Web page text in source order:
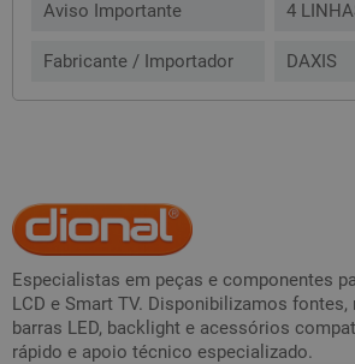
Aviso Importante 4
Fabricante / Importador DAXIS
Especialistas em peças e componentes
LCD e Smart TV. Disponibilizamos fontes,
barras LED, backlight e acessórios
rápido e apoio técnico especializado.